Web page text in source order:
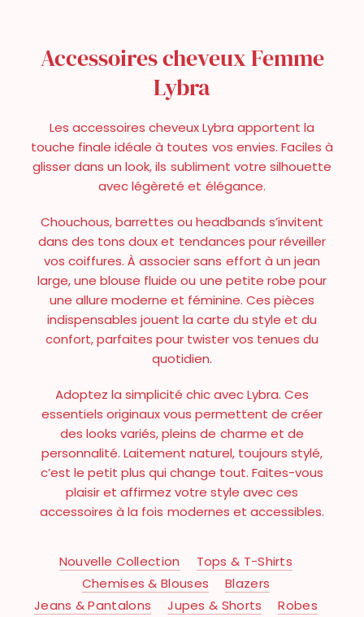
Accessoires cheveux Femme
Lybra
Les accessoires cheveux Lybra apportent la
touche finale idéale à toutes vos envies. Faciles à
glisser dans un look, ils subliment votre silhouette
avec légèreté et élégance.
Chouchous, barrettes ou headbands s’invitent
dans des tons doux et tendances pour réveiller
vos coiffures. À associer sans effort à un jean
large, une blouse fluide ou une petite robe pour
une allure moderne et féminine. Ces pièces
indispensables jouent la carte du style et du
confort, parfaites pour twister vos tenues du
quotidien.
Adoptez la simplicité chic avec Lybra. Ces
essentiels originaux vous permettent de créer
des looks variés, pleins de charme et de
personnalité. Laitement naturel, toujours stylé,
c’est le petit plus qui change tout. Faites-vous
plaisir et affirmez votre style avec ces
accessoires à la fois modernes et accessibles.
Nouvelle Collection
Tops & T-Shirts
Chemises & Blouses
Blazers
Jeans & Pantalons
Jupes & Shorts
Robes